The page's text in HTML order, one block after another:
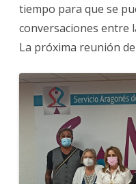
tiempo para que se
conversaciones entre
La próxima reunión